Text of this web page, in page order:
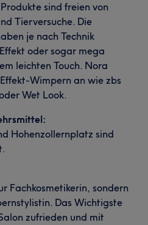
sind freien von
Tierversuche. Die
je nach Technik
oder sogar mega
leichten Touch. Nora
Wimpern an wie zbs
Wet Look.
Hohenzollernplatz sind
Fachkosmetikerin, sondern
Das Wichtigste
zufrieden und mit